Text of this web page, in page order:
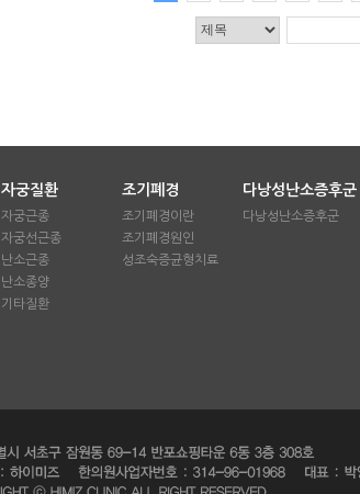
자궁질환
자궁근종
자궁선근종
난소근종
난소종양
기타질환
조기폐경
조기폐경이란
조기폐경원인
성조숙증균형치료
다낭성난소증후군
다낭성난소증후군